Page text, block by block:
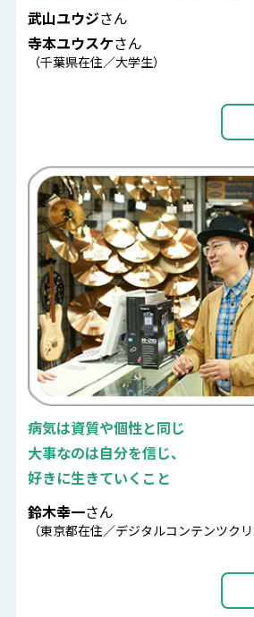
武山ユウジさん
寺本ユウスケさん
（千葉県在住／大学生）
病気は資質や個性と同じ
大事なのは自分を信じ、
好きに生きていくこと
鈴木幸一さん
（東京都在住／デジタルコンテンツクリ